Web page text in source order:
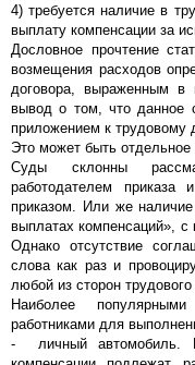
4) требуется наличие в
выплату компенсации за
Дословное прочтение
возмещения расходов
договора, выраженным в
вывод о том, что данное
приложением к трудовому
Это может быть отдельное
Суды склонны
работодателем приказа
приказом. Или же
выплатах компенсаций», с
Однако отсутствие
слова как раз и
любой из сторон
Наиболее
работниками для
- личный автомобиль.